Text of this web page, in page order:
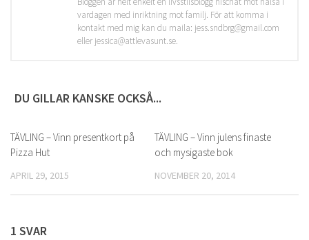
vardagen med inriktning mot familj. För att komma i
kontakt med mig kan du maila: jess.sndbrg@gmail.com
eller jessica@attlevasunt.se.
DU GILLAR KANSKE OCKSÅ...
TÄVLING – Vinn presentkort på
Pizza Hut
APRIL 29, 2015
TÄVLING – Vinn julens finaste
och mysigaste bok
NOVEMBER 20, 2014
1 SVAR